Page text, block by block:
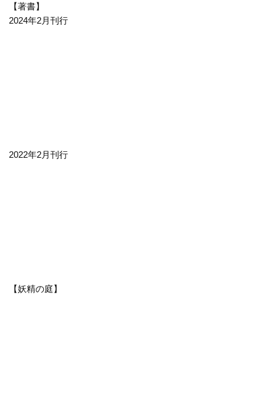
【著書】
2024年2月刊行
2022年2月刊行
【妖精の庭】